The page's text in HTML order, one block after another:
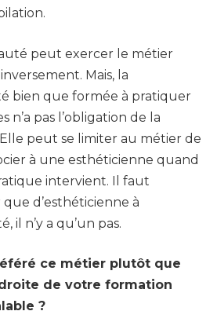
peut exercer le métier
Mais, la
bien que formée à pratiquer
n’a pas l’obligation de la
peut se limiter au métier de
à une esthéticienne quand
intervient. Il faut
d’esthéticienne à
il n’y a qu’un pas.
ce métier plutôt que
de votre formation
?